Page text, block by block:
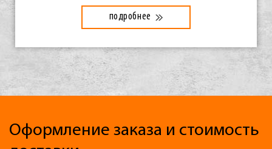
подробнее
Оформление заказа и стоимость